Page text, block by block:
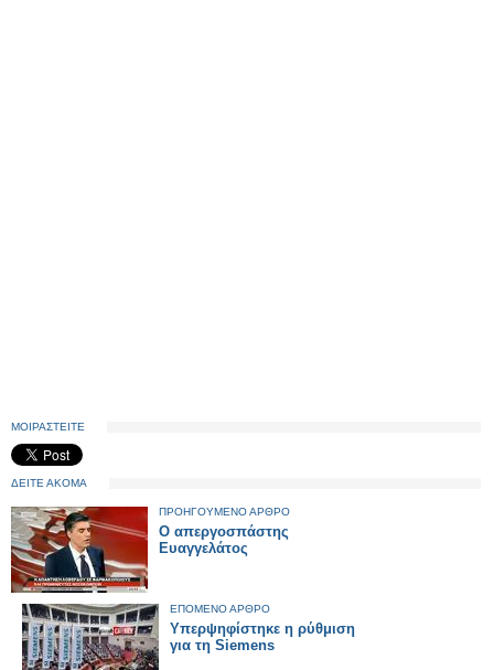
ΜΟΙΡΑΣΤΕΙΤΕ
ΔΕΙΤΕ ΑΚΟΜΑ
ΠΡΟΗΓΟΥΜΕΝΟ ΑΡΘΡΟ
Ο απεργοσπάστης
Ευαγγελάτος
ΕΠΟΜΕΝΟ ΑΡΘΡΟ
Υπερψηφίστηκε η ρύθμιση
για τη Siemens